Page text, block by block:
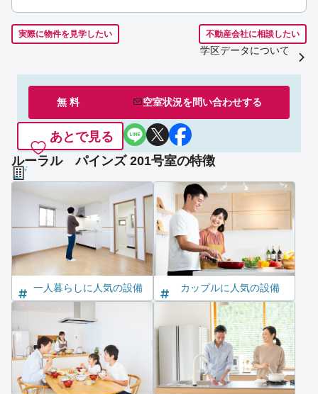
実際に物件を見学したい 不動産会社に相談したい
学区データについて
無 料 空室状況を問い合わせする
あとで見る
ルーラル パインズ 201号室の特徴
一人暮らしに人気の設備 カップルに人気の設備